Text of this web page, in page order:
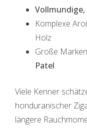
Komplexe
Holz
Große
Patel
Viele Kenner
honduranischer
längere